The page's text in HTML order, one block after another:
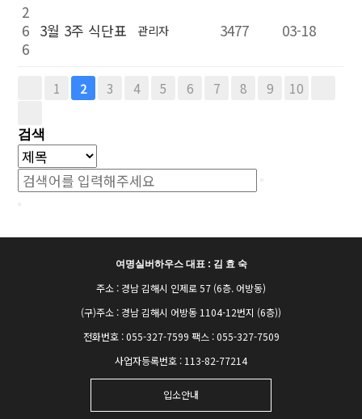
2
6
6
3월 3주 식단표 관리자 3477 03-18
1 2 3 4 5 6 7 8 9 10
검색
여명실버하우스 대표 : 김 효 숙
주소 : 경남 김해시 인제로 57 (6층. 어방동)
(구)주소 : 경남 김해시 어방동 1104-12번지 (6층))
전화번호 : 055-327-7599 팩스 : 055-327-7509
사업자등록번호 : 113-82-77214
입소안내